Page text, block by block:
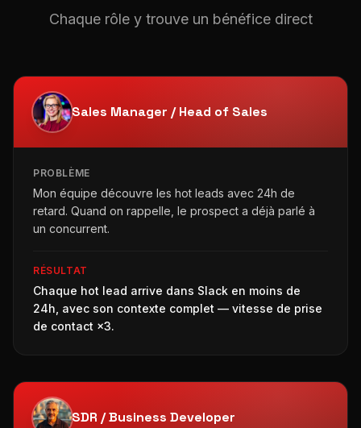
Chaque rôle y trouve un bénéfice direct
Sales Manager / Head of Sales
PROBLÈME
Mon équipe découvre les hot leads avec 24h de
retard. Quand on rappelle, le prospect a déjà parlé à
un concurrent.
RÉSULTAT
Chaque hot lead arrive dans Slack en moins de
24h, avec son contexte complet — vitesse de prise
de contact ×3.
SDR / Business Developer